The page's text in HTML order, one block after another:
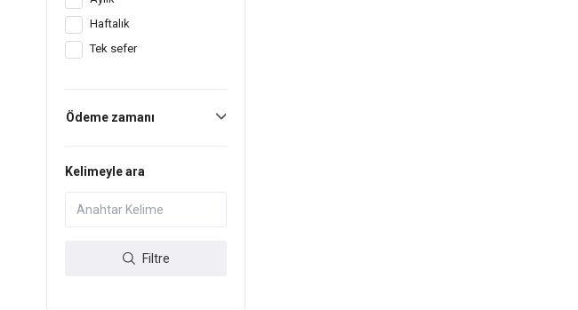
Haftalık
Tek sefer
Ödeme zamanı
Kelimeyle ara
Filtre